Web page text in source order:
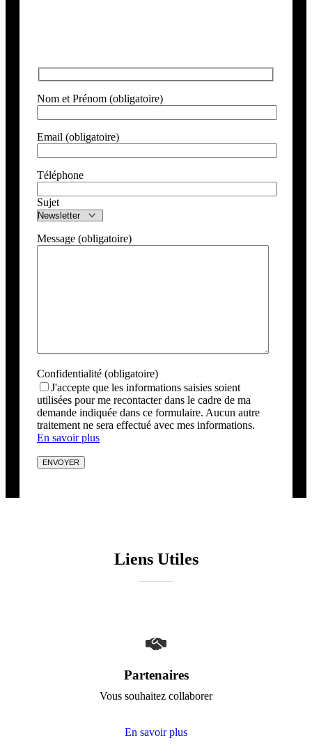
Nom et Prénom (obligatoire)
Email (obligatoire)
Téléphone
Sujet
Message (obligatoire)
Confidentialité (obligatoire)
J'accepte que les informations saisies soient
utilisées pour me recontacter dans le cadre de ma
demande indiquée dans ce formulaire. Aucun autre
traitement ne sera effectué avec mes informations.
En savoir plus
Liens Utiles
Partenaires
Vous souhaitez collaborer
En savoir plus